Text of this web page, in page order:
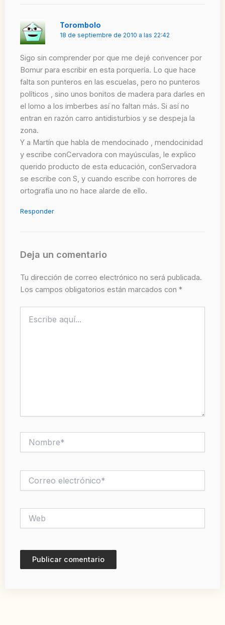
Torombolo
18 de septiembre de 2010 a las 22:42
Sigo sin comprender por que me dejé convencer por
Bomur para escribir en esta porquería. Lo que hace
falta son punteros en las escuelas, pero no punteros
políticos , sino unos bonitos de madera para darles en
el lomo a los imberbes así no faltan más. Si así no
entran en razón carro antidisturbios y se despeja la
zona.
Y a Martín que habla de mendocinado , mendocinidad
y escribe conCervadora con mayúsculas, le explico
querido producto de esta educación, conServadora
se escribe con S, y cuando escribe con horrores de
ortografía uno no hace alarde de ello.
Responder
Deja un comentario
Tu dirección de correo electrónico no será publicada.
Los campos obligatorios están marcados con *
aquí...
electrónico*